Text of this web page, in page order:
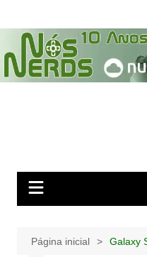
para
conteúdo
Página inicial Galaxy